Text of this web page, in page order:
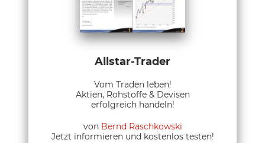
Allstar-Trader
Vom Traden leben!
Aktien, Rohstoffe & Devisen
erfolgreich handeln!
von Bernd Raschkowski
Jetzt informieren und kostenlos testen!